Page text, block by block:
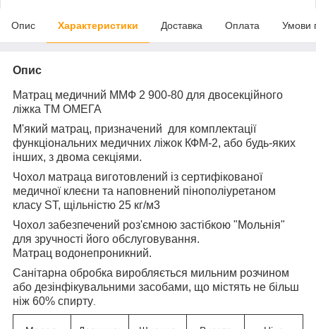
Опис Характеристики Доставка Оплата Умови
Опис
Матрац медичний ММФ 2 900-80 для двосекційного
ліжка ТМ ОМЕГА
М'який матрац, призначений для комплектації
функціональних медичних ліжок КФМ-2, або будь-яких
інших, з двома секціями.
Чохол матраца виготовлений із сертифікованої
медичної клеєни та наповнений пінополіуретаном
класу ST, щільністю 25 кг/м3
Чохол забезпечений роз'ємною застібкою "Мольнія"
для зручності його обслуговування.
Матрац водонепроникний.
Санітарна обробка виробляється мильним розчином
або дезінфікувальними засобами, що містять не більш
ніж 60% спирту